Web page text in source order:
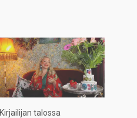
Kirjailijan talossa